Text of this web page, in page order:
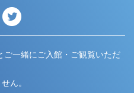
ご一緒にご入館・ご観覧いただ
ん。